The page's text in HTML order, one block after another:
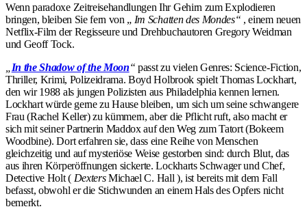
Wenn paradoxe Zeitreisehandlungen Ihr Gehirn zum Explodieren
bringen, bleiben Sie fern von „ Im Schatten des Mondes“ , einem neuen
Netflix-Film der Regisseure und Drehbuchautoren Gregory Weidman
und Geoff Tock.
In the Shadow of the Moon“ passt zu vielen Genres: Science-Fiction,
Thriller, Krimi, Polizeidrama. Boyd Holbrook spielt Thomas Lockhart,
den wir 1988 als jungen Polizisten aus Philadelphia kennen lernen.
Lockhart würde gerne zu Hause bleiben, um sich um seine schwangere
Frau (Rachel Keller) zu kümmern, aber die Pflicht ruft, also macht er
sich mit seiner Partnerin Maddox auf den Weg zum Tatort (Bokeem
Woodbine). Dort erfahren sie, dass eine Reihe von Menschen
gleichzeitig und auf mysteriöse Weise gestorben sind: durch Blut, das
aus ihren Körperöffnungen sickerte. Lockharts Schwager und Chef,
Detective Holt (DextersMichael C. Hall ), ist bereits mit dem Fall
befasst, obwohl er die Stichwunden an einem Hals des Opfers nicht
bemerkt.